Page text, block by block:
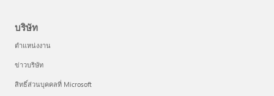
บริษัท
ตำแหน่งงาน
ข่าวบริษัท
สิทธิ์ส่วนบุคคลที่ Microsoft